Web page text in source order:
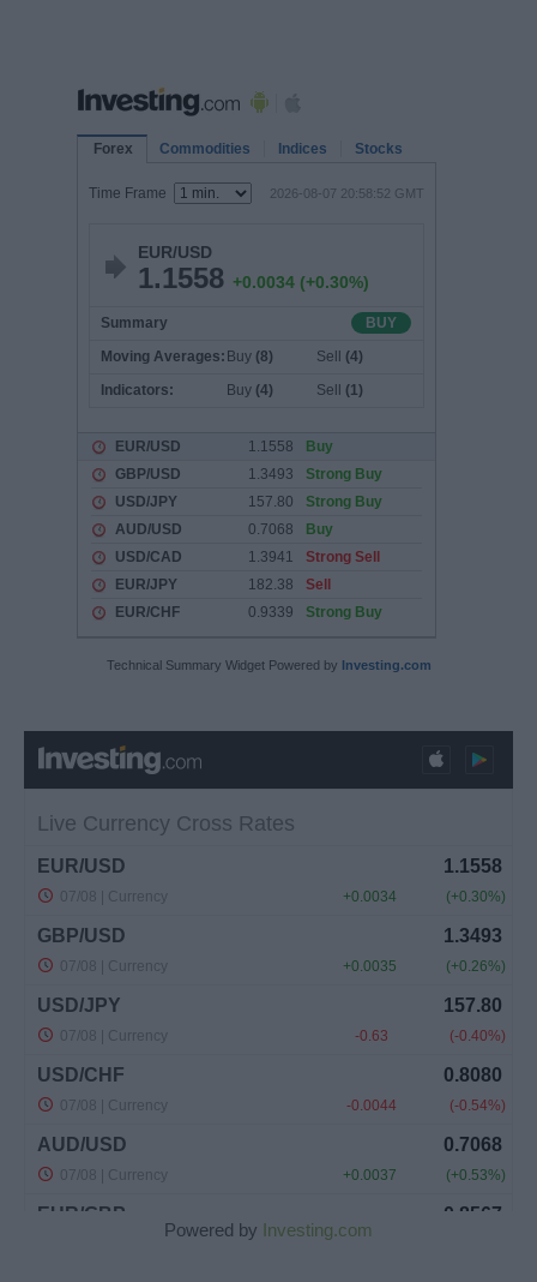
Technical Summary Widget Powered by Investing.com
Powered by Investing.com